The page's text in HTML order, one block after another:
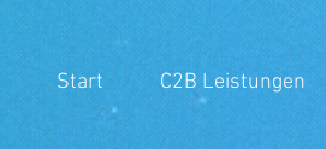
Start C2B Leistungen